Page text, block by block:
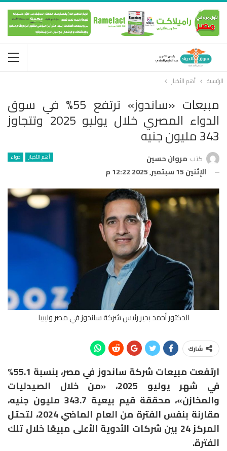
الرئيسية أهم الأخبار
مبيعات «ساندوز» ترتفع 55% في سوق
الدواء المصري خلال يوليو 2025 وتتجاوز
343 مليون جنيه
أهم الأخبار دواء كتب مروان حسين
الإثنين 15 سبتمبر, 2025 12:22 م
الدكتور أحمد بدير رئيس شركة ساندوز في مصر وليبيا
شارك
ارتفعت مبيعات شركة ساندوز في مصر، بنسبة 55.1%
في شهر يوليو 2025، «من خلال الصيدليات
والمخازن»، محققة قيم بيعية 343.7 مليون جنيه،
مقارنة بنفس الفترة من العام الماضي 2024، لتحتل
المركز 24 بين شركات الأدوية الأعلى مبيعًا خلال تلك
الفترة.